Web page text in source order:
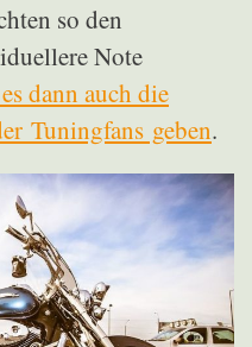
so den
Note
dann auch die
Tuningfans geben.